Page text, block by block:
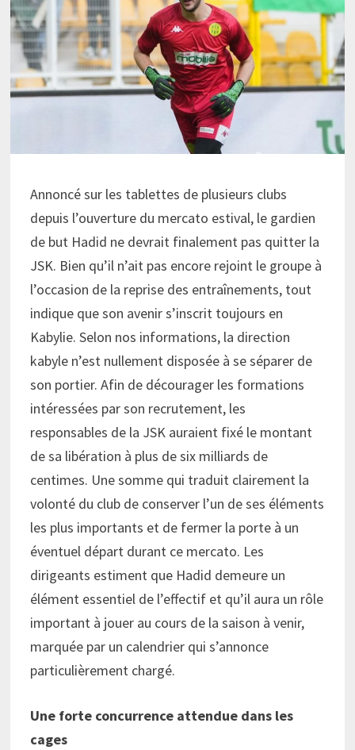
Annoncé sur les tablettes de plusieurs clubs
depuis l’ouverture du mercato estival, le gardien
de but Hadid ne devrait finalement pas quitter la
JSK. Bien qu’il n’ait pas encore rejoint le groupe à
l’occasion de la reprise des entraînements, tout
indique que son avenir s’inscrit toujours en
Kabylie. Selon nos informations, la direction
kabyle n’est nullement disposée à se séparer de
son portier. Afin de décourager les formations
intéressées par son recrutement, les
responsables de la JSK auraient fixé le montant
de sa libération à plus de six milliards de
centimes. Une somme qui traduit clairement la
volonté du club de conserver l’un de ses éléments
les plus importants et de fermer la porte à un
éventuel départ durant ce mercato. Les
dirigeants estiment que Hadid demeure un
élément essentiel de l’effectif et qu’il aura un rôle
important à jouer au cours de la saison à venir,
marquée par un calendrier qui s’annonce
particulièrement chargé.
Une forte concurrence attendue dans les
cages